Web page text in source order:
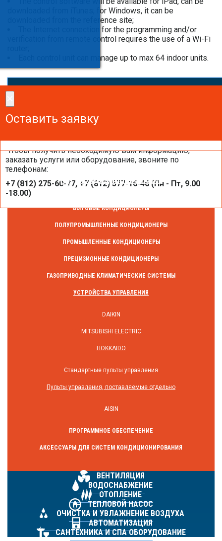
downloaded from iTunes; for Windows, it can be
downloaded from the reference site;
The Internet connection for the programming and/or
verification from remote control requires the use of a Wi-Fi
Each control unit can manage up to max 64 indoor units.
Оставить заявку
Оставить заявку
Чтобы получить необходимую вам информацию,
заказать услуги или оборудование, звоните по
телефонам:
+7 (812) 275-60-77, +7 (812) 577-16-46 (Пн - Пт, 9.00
-18.00)
Оставить заявку
КОНДИЦИОНИРОВАНИЕ
БЫТОВЫЕ КОНДИЦИОНЕРЫ
ПОЛУПРОМЫШЛЕННЫЕ КОНДИЦИОНЕРЫ
ПРОМЫШЛЕННЫЕ КОНДИЦИОНЕРЫ
ПРЕЦИЗИОННЫЕ КОНДИЦИОНЕРЫ
ГАЗОПРИВОДНЫЕ КЛИМАТИЧЕСКИЕ СИСТЕМЫ
УСТРОЙСТВА УПРАВЛЕНИЯ
DAIKIN
MITSUBISHI ELECTRIC
HOKKAIDO
Стандартные пульты управления
Пульты управления, поставляемые отдельно
AISIN
ПРОГРАММНОЕ ОБЕСПЕЧЕНИЕ
АКСЕССУАРЫ ДЛЯ СИСТЕМ КОНДИЦИОНИРОВАНИЯ
ВЕНТИЛЯЦИЯ
ВОДОСНАБЖЕНИЕ
ОТОПЛЕНИЕ
ТЕПЛОВОЙ НАСОС
ОЧИСТКА И УВЛАЖНЕНИЕ ВОЗДУХА
АВТОМАТИЗАЦИЯ
САНТЕХНИКА И СПА ОБОРУДОВАНИЕ